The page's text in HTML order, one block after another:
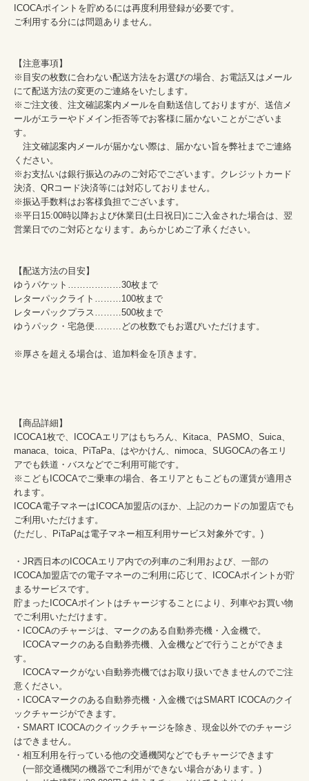
ICOCAポイントを貯めるには再度利用登録が必要です。
ご利用する分には問題ありません。
【注意事項】
※目安の枚数に合わない配送方法をお選びの場合、お電話又はメール
にて配送方法の変更のご連絡をいたします。
※ご注文後、注文確認案内メールを自動送信しておりますが、送信メ
ールがエラーやドメイン拒否等でお客様に届かないことがございま
す。
注文確認案内メールが届かない際は、届かない旨を弊社までご連絡
ください。
※お支払いは銀行振込のみのご対応でございます。クレジットカード
決済、QRコード決済等には対応しておりません。
※振込手数料はお客様負担でございます。
※平日15:00時以降および休業日(土日祝日)にご入金された場合は、翌
営業日でのご対応となります。あらかじめご了承ください。
【配送方法の目安】
ゆうパケット………………30枚まで
レターパックライト………100枚まで
レターパックプラス………500枚まで
ゆうパック・宅急便………どの枚数でもお選びいただけます。
※厚さを超える場合は、追加料金を頂きます。
【商品詳細】
ICOCA1枚で、ICOCAエリアはもちろん、Kitaca、PASMO、Suica、
manaca、toica、PiTaPa、はやかけん、nimoca、SUGOCAの各エリ
アでも鉄道・バスなどでご利用可能です。
※こどもICOCAでご乗車の場合、各エリアともこどもの運賃が適用さ
れます。
ICOCA電子マネーはICOCA加盟店のほか、上記のカードの加盟店でも
ご利用いただけます。
(ただし、PiTaPaは電子マネー相互利用サービス対象外です。)
・JR西日本のICOCAエリア内での列車のご利用および、一部の
ICOCA加盟店での電子マネーのご利用に応じて、ICOCAポイントが貯
まるサービスです。
貯まったICOCAポイントはチャージすることにより、列車やお買い物
でご利用いただけます。
・ICOCAのチャージは、マークのある自動券売機・入金機で。
ICOCAマークのある自動券売機、入金機などで行うことができま
す。
ICOCAマークがない自動券売機ではお取り扱いできませんのでご注
意ください。
・ICOCAマークのある自動券売機・入金機ではSMART ICOCAのクイ
ックチャージができます。
・SMART ICOCAのクイックチャージを除き、現金以外でのチャージ
はできません。
・相互利用を行っている他の交通機関などでもチャージできます
(一部交通機関の機器でご利用ができない場合があります。)